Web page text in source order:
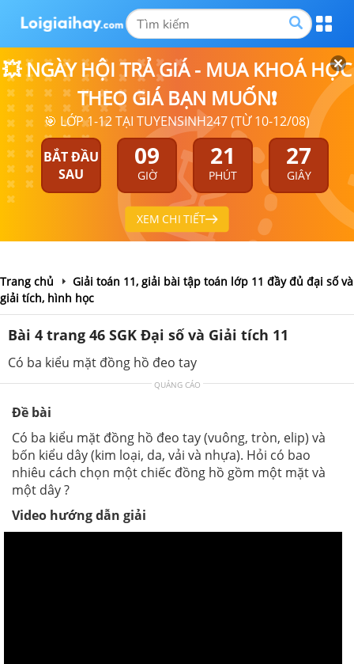
💥 NGÀY HỘI TRẢ GIÁ - MUA KHOÁ HỌC
THEO GIÁ BẠN MUỐN❗
🎯 LỚP 1-12 TẠI TUYENSINH247 (TỪ 10-12/08)
BẮT ĐẦU
SAU
09
GIỜ
21
PHÚT
27
GIÂY
XEM CHI TIẾT
Trang chủ
Giải toán 11, giải bài tập toán lớp 11 đầy đủ đại số và
giải tích, hình học
Bài 4 trang 46 SGK Đại số và Giải tích 11
Có ba kiểu mặt đồng hồ đeo tay
QUẢNG CÁO
Đề bài
Có ba kiểu mặt đồng hồ đeo tay (vuông, tròn, elip) và
bốn kiểu dây (kim loại, da, vải và nhựa). Hỏi có bao
nhiêu cách chọn một chiếc đồng hồ gồm một mặt và
một dây ?
Video hướng dẫn giải